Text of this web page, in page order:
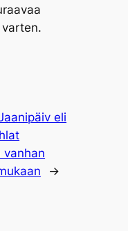
eli
vanhan
→